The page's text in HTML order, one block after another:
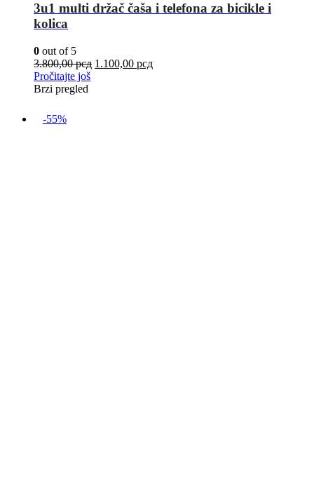
3u1 multi držač čaša i telefona za bicikle i
kolica
0 out of 5
3.800,00рсд 1.100,00 рсд
Pročitajte još
Brzi pregled
-55%